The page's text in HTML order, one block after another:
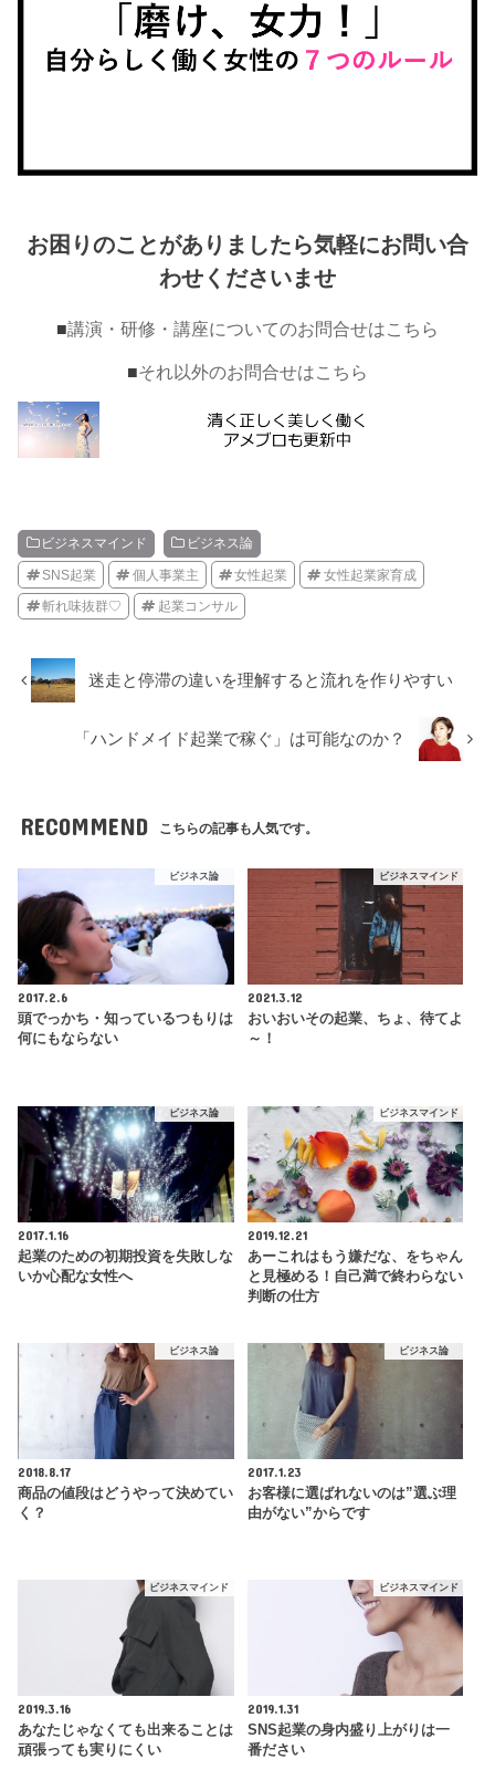
お困りのことがありましたら気軽にお問い合
わせくださいませ
■講演・研修・講座についてのお問合せはこちら
■それ以外のお問合せはこちら
ビジネスマインド ビジネス論
SNS起業 個人事業主 女性起業 女性起業家育成
斬れ味抜群♡ 起業コンサル
迷走と停滞の違いを理解すると流れを作りやすい
「ハンドメイド起業で稼ぐ」は可能なのか？
RECOMMEND こちらの記事も人気です。
ビジネス論
2017.2.6
頭でっかち・知っているつもりは
何にもならない
ビジネスマインド
2021.3.12
おいおいその起業、ちょ、待てよ
～！
ビジネス論
2017.1.16
起業のための初期投資を失敗しな
いか心配な女性へ
ビジネスマインド
2019.12.21
あーこれはもう嫌だな、をちゃん
と見極める！自己満で終わらない
判断の仕方
ビジネス論
2018.8.17
商品の値段はどうやって決めてい
く？
ビジネス論
2017.1.23
お客様に選ばれないのは”選ぶ理
由がない”からです
ビジネスマインド
2019.3.16
あなたじゃなくても出来ることは
頑張っても実りにくい
ビジネスマインド
2019.1.31
SNS起業の身内盛り上がりは一
番ださい